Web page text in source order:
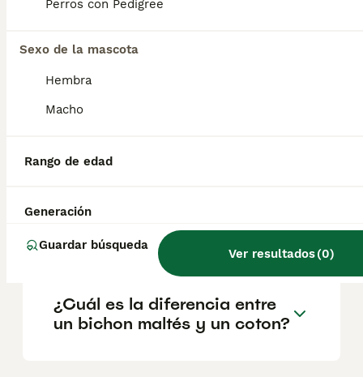
Perros con Pedigree
Sexo de la mascota
Hembra
Macho
Rango de edad
Generación
Guardar búsqueda
Ver resultados(0)
Informarse bien y comparar opciones antes
decisión.
mucho?
¿Cómo son los cotones de
tulear?
¿Cuál es la diferencia entre
un bichon maltés y un coton?